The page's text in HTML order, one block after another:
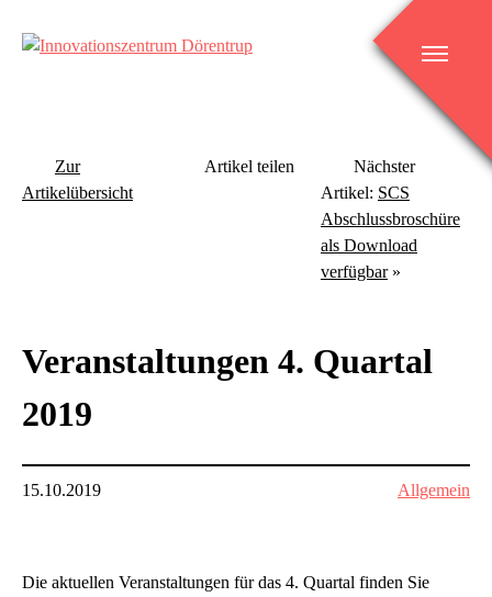
Zur
Artikelübersicht
Artikel teilen
Nächster
Artikel: SCS
Abschlussbroschüre
als Download
verfügbar»
Veranstaltungen 4. Quartal
2019
15.10.2019 Allgemein
Die aktuellen Veranstaltungen für das 4. Quartal finden Sie